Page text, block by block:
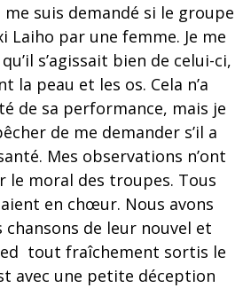
suis demandé si le groupe
Laiho par une femme. Je me
s’agissait bien de celui-ci,
la peau et les os. Cela n’a
de sa performance, mais je
de me demander s’il a
Mes observations n’ont
le moral des troupes. Tous
en chœur. Nous avons
de leur nouvel et
tout fraîchement sortis le
avec une petite déception